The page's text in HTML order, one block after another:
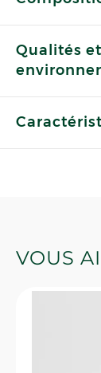
Qualités
VOUS